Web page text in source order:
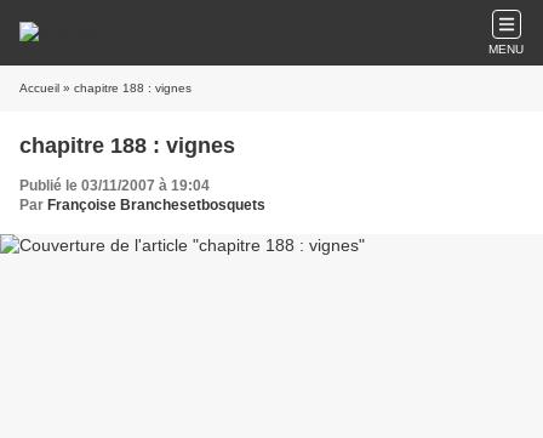
MENU
Accueil » chapitre 188 : vignes
chapitre 188 : vignes
Publié le 03/11/2007 à 19:04
Par Françoise Branchesetbosquets